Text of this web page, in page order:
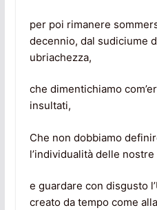
per poi rimanere
decennio, dal sudiciume
ubriachezza,
che dimentichiamo
insultati,
Che non dobbiamo
l’individualità delle
e guardare con disgusto
creato da tempo come